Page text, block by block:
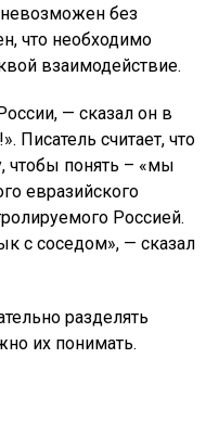
без
что необходимо
взаимодействие.
— сказал он в
Писатель считает, что
чтобы понять – «мы
евразийского
Россией.
с соседом», — сказал
разделять
их понимать.